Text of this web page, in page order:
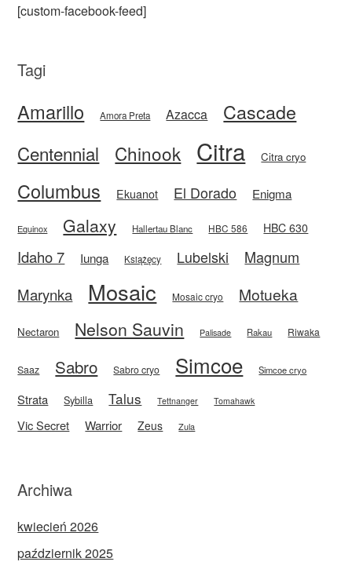
[custom-facebook-feed]
Tagi
Amarillo Amora Preta Azacca Cascade
Centennial Chinook Citra Citra cryo
Columbus Ekuanot El Dorado Enigma
Equinox Galaxy Hallertau Blanc HBC 586 HBC 630
Idaho 7 Iunga Książęcy Lubelski
Magnum
Marynka
Mosaic Mosaic cryo Motueka
Nectaron Nelson Sauvin Palisade Rakau Riwaka
Saaz Sabro Sabro cryo Simcoe Simcoe cryo
Strata Sybilla Talus Tettnanger Tomahawk
Vic Secret Warrior Zeus Zula
Archiwa
kwiecień 2026
październik 2025